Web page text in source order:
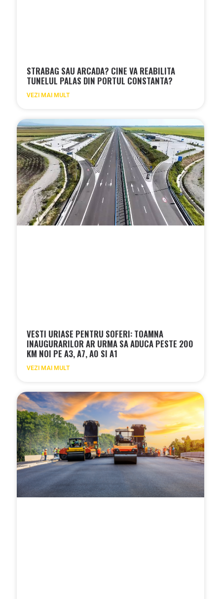
STRABAG SAU ARCADA? CINE VA REABILITA
TUNELUL PALAS DIN PORTUL CONSTANTA?
VEZI MAI MULT
VESTI URIASE PENTRU SOFERI: TOAMNA
INAUGURARILOR AR URMA SA ADUCA PESTE 200
KM NOI PE A3, A7, A0 SI A1
VEZI MAI MULT